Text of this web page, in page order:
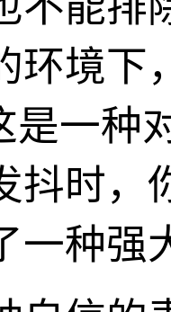
环境下
是一种
抖时，
一种强